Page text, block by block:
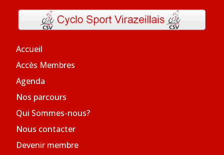
Accueil
Accès Membres
Agenda
Nos parcours
Qui Sommes-nous?
Nous contacter
Devenir membre